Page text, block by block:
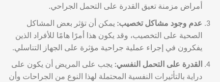
أمراض مزمنة تعيق القدرة على التحمل الجراحي.
عدم وجود مشاكل تخصيب: يمكن أن تؤثر بعض المشاكل
الصحية على التخصيب، وقد يكون هذا أمرًا هامًا للأفراد الذين
يفكرون في إجراء عملية جراحية مؤثرة على الجهاز التناسلي.
القدرة على التحمل النفسي: يجب على المريض أن يكون على
دراية بالتأثيرات النفسية المحتملة لهذا النوع من الجراحات وأن